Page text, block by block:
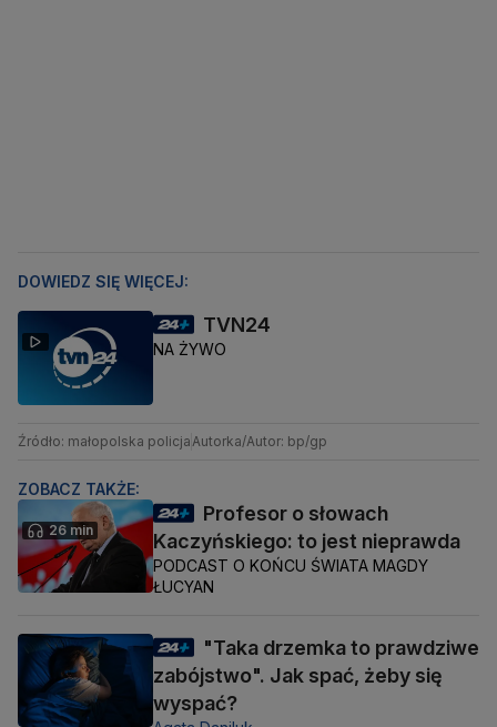
DOWIEDZ SIĘ WIĘCEJ:
TVN24
NA ŻYWO
Źródło: małopolska policja Autorka/Autor: bp/gp
ZOBACZ TAKŻE:
26 min
Profesor o słowach
Kaczyńskiego: to jest nieprawda
PODCAST O KOŃCU ŚWIATA MAGDY
ŁUCYAN
"Taka drzemka to prawdziwe
zabójstwo". Jak spać, żeby się
wyspać?